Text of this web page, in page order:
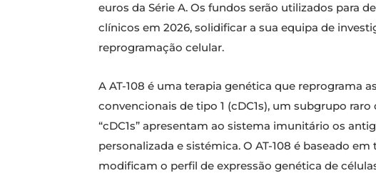
euros da Série A. Os fundos serão utilizados para
clínicos em 2026, solidificar a sua equipa de
reprogramação celular.
A AT-108 é uma terapia genética que reprograma
convencionais de tipo 1 (cDC1s), um subgrupo
“cDC1s” apresentam ao sistema imunitário os
personalizada e sistémica. O AT-108 é baseado
modificam o perfil de expressão genética de